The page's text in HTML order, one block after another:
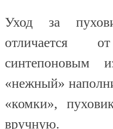
Уход за
отличается
синтепоновым
«нежный»
«комки»,
вручную.